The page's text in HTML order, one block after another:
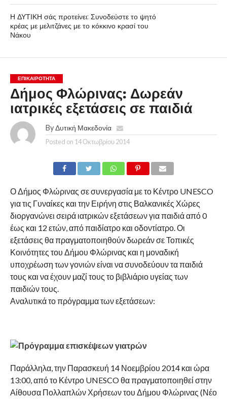
Η ΔΥΤΙΚΗ σάς προτείνει: Συνοδεύστε το ψητό
κρέας με μελιτζάνες με το κόκκινο κρασί του
Νάκου
ΕΠΙΚΑΙΡΟΤΗΤΑ
Δήμος Φλώρινας: Δωρεάν
ιατρικές εξετάσεις σε παιδιά
By Δυτική Μακεδονία
Posted on 14 Οκτωβρίου 2014
Ο Δήμος Φλώρινας σε συνεργασία με το Κέντρο UNESCO
για τις Γυναίκες και την Ειρήνη στις Βαλκανικές Χώρες
διοργανώνει σειρά ιατρικών εξετάσεων για παιδιά από 0
έως και 12 ετών, από παιδίατρο και οδοντίατρο. Οι
εξετάσεις θα πραγματοποιηθούν δωρεάν σε Τοπικές
Κοινότητες του Δήμου Φλώρινας και η μοναδική
υποχρέωση των γονιών είναι να συνοδεύουν τα παιδιά
τους και να έχουν μαζί τους το βιβλιάριο υγείας των
παιδιών τους.
Αναλυτικά το πρόγραμμα των εξετάσεων:
Παράλληλα, την Παρασκευή 14 Νοεμβρίου 2014 και ώρα
13:00, από το Κέντρο UNESCO θα πραγματοποιηθεί στην
Αίθουσα Πολλαπλών Χρήσεων του Δήμου Φλώρινας (Νέο